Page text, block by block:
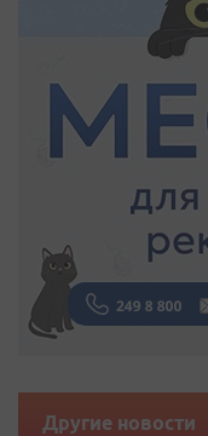
Другие новости